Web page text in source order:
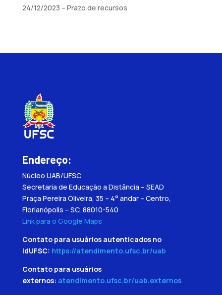
24/12/2023 – Prazo de recursos
Endereço:
Núcleo UAB/UFSC
Secretaria de Educação a Distância – SEAD
Praça Pereira Oliveira, 35 – 4° andar – Centro,
Florianópolis – SC, 88010-540
Link para o Google Maps
Contato para usuários autenticados no
IdUFSC: https://atendimento.ufsc.br/uab
Contato para usuários
externos: atendimento.ufsc.br/uab.externos